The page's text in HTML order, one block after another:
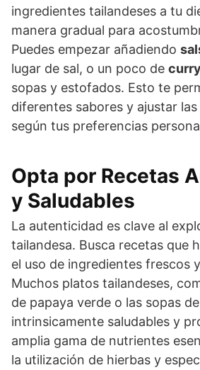
ingredientes tailandeses a tu
manera gradual para
Puedes empezar añadiendo
lugar de sal, o un poco de
sopas y estofados. Esto te
diferentes sabores y ajustar
según tus preferencias
Opta por Recetas
y Saludables
La autenticidad es clave al
tailandesa. Busca recetas que
el uso de ingredientes frescos
Muchos platos tailandeses,
de papaya verde o las sopas
intrinsicamente saludables y
amplia gama de nutrientes
la utilización de hierbas y